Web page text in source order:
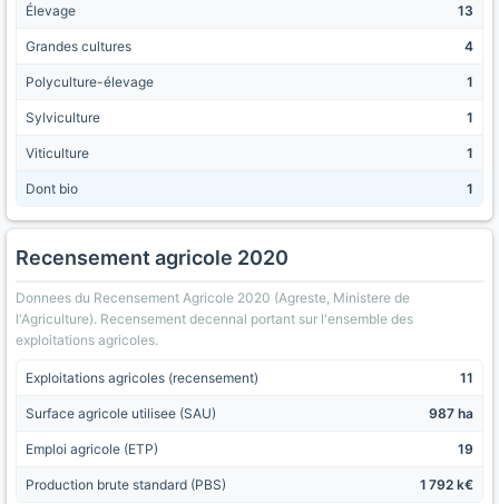
Élevage 13
Grandes cultures 4
Polyculture-élevage 1
Sylviculture 1
Viticulture 1
Dont bio 1
Recensement agricole 2020
Donnees du Recensement Agricole 2020 (Agreste, Ministere de
l'Agriculture). Recensement decennal portant sur l'ensemble des
exploitations agricoles.
Exploitations agricoles (recensement) 11
Surface agricole utilisee (SAU) 987 ha
Emploi agricole (ETP) 19
Production brute standard (PBS) 1 792 k€